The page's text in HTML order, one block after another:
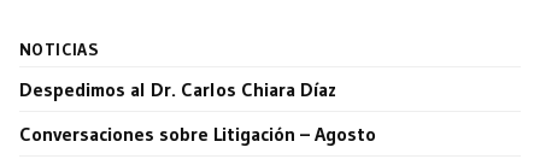
NOTICIAS
Despedimos al Dr. Carlos Chiara Díaz
Conversaciones sobre Litigación – Agosto